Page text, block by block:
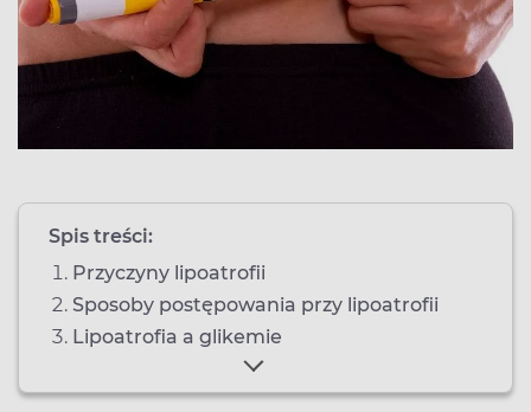
Spis treści:
Przyczyny lipoatrofii
Sposoby postępowania przy lipoatrofii
Lipoatrofia a glikemie